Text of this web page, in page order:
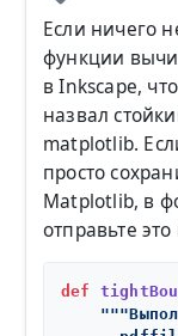
Если ничего
функции
в Inkscape,
назвал
matplotlib.
просто
Matplotlib, в
отправьте
def